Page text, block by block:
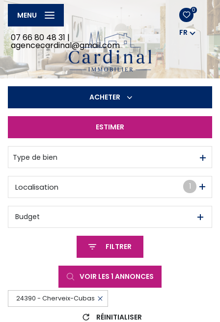
07 66 80 48 31 |
agencecardinal@gmail.com
0
FR
MENU
ACHETER
De l'immo pro
ESTIMER
Type de bien
1
Localisation
Budget
FILTRER
VOIR LES 1 ANNONCES
24390 - Cherveix-Cubas
RÉINITIALISER